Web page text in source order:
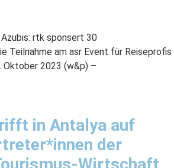
rtk sponsert 30
Teilnahme am asr Event für Reiseprofis
Oktober 2023 (w&p) –
in Antalya auf
der
Wirtschaft